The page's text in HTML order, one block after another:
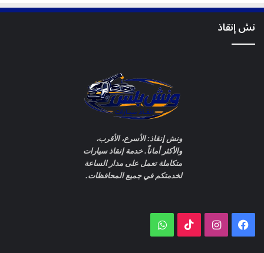
ونش شيراتون
ونش الوايلي
خاتمة المقال
الطريق الدائري ليس مكانًا للتجربة أو المخاطرة. أي تعطل بسيط قد
يتحول إلى خطر حقيقي إذا لم يتم التعامل معه بسرعة واحتراف.
📞ونش الطريق الدائري 24 ساعة –
نش إنقاذ
ونش إنقاذ: الأسرع، الأقرب،
والأكثر أماناً. خدمة إنقاذ سيارات
متكاملة تعمل على مدار الساعة
لخدمتكم في جميع المحافظات.
Facebook
Instagram
TikTok
WhatsApp